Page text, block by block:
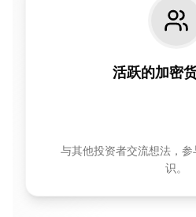
活跃的加密
与其他投资者交流想法，
识。